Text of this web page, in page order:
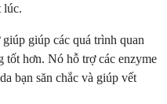
lúc.
giúp các quá trình quan
tốt hơn. Nó hỗ trợ các enzyme
bạn săn chắc và giúp vết